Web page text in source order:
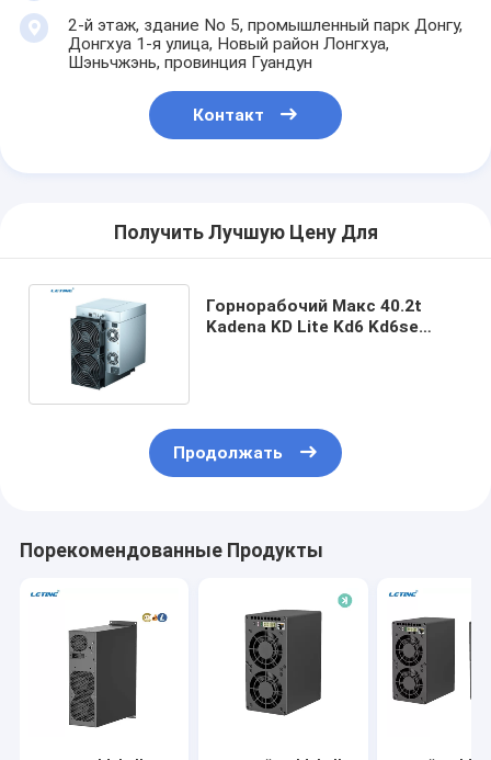
2-й этаж, здание No 5, промышленный парк Донгу,
Донгхуа 1-я улица, Новый район Лонгхуа,
Шэньчжэнь, провинция Гуандун
Контакт
Получить Лучшую Цену Для
Горнорабочий Макс 40.2t
Kadena KD Lite Kd6 Kd6se
Продолжать
Порекомендованные Продукты